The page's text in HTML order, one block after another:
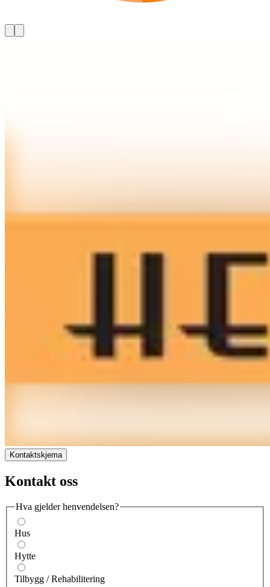
Kontaktskjema
Kontakt oss
Hva gjelder henvendelsen?
Hus
Hytte
Tilbygg / Rehabilitering